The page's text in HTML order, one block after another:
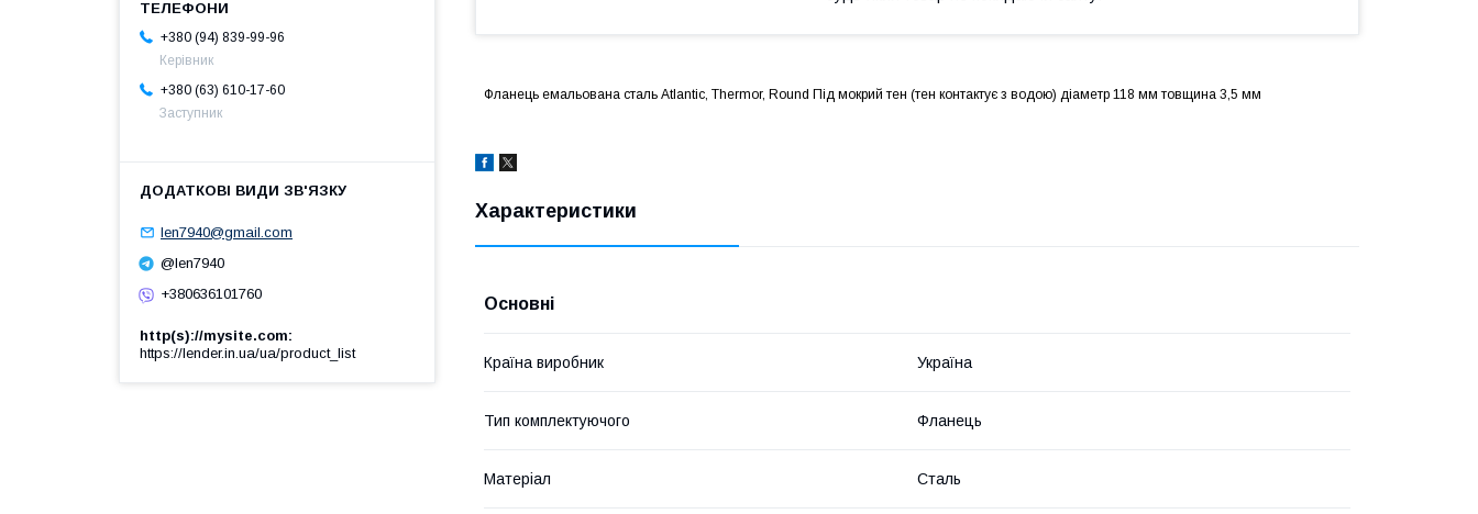
Фланець емальована сталь Atlantic, Thermor, Round Під мокрий тен (тен контактує з водою) діаметр 118 мм товщина 3,5 мм
Характеристики
Основні
Країна виробник Україна
Тип комплектуючого Фланець
Матеріал Сталь
+380 (94) 839-99-96
Керівник
+380 (63) 610-17-60
Заступник
len7940@gmail.com
@len7940
+380636101760
http(s)://mysite.com
https://lender.in.ua/ua/product_list